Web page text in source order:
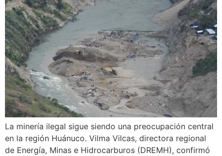
La minería ilegal sigue siendo una preocupación central
en la región Huánuco. Vilma Vilcas, directora regional
de Energía, Minas e Hidrocarburos (DREMH), confirmó